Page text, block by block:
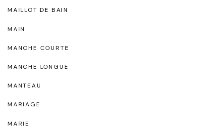
MAILLOT DE BAIN
MAIN
MANCHE COURTE
MANCHE LONGUE
MANTEAU
MARIAGE
MARIE